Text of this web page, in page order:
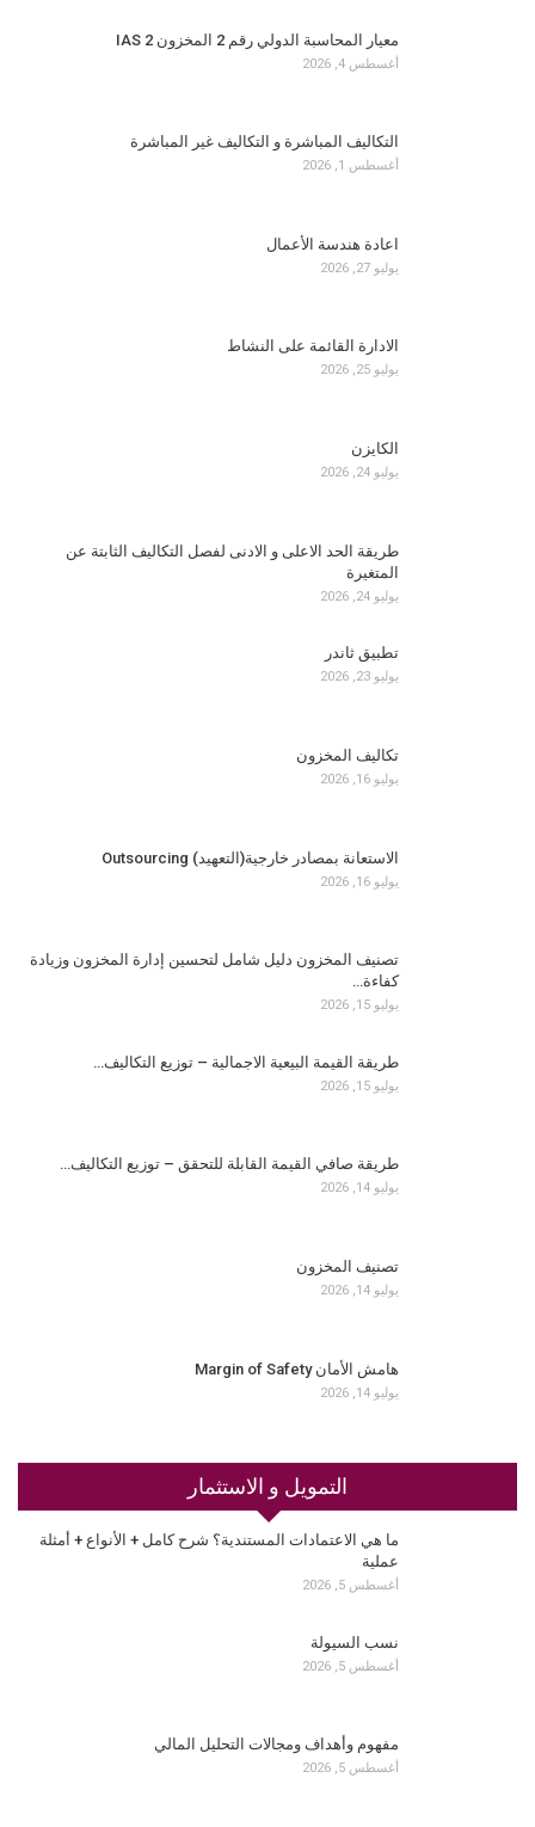
معيار المحاسبة الدولي رقم 2 المخزون IAS 2
أغسطس 4, 2026
التكاليف المباشرة و التكاليف غير المباشرة
أغسطس 1, 2026
اعادة هندسة الأعمال
يوليو 27, 2026
الادارة القائمة على النشاط
يوليو 25, 2026
الكايزن
يوليو 24, 2026
طريقة الحد الاعلى و الادنى لفصل التكاليف الثابتة عن
المتغيرة
يوليو 24, 2026
تطبيق ثاندر
يوليو 23, 2026
تكاليف المخزون
يوليو 16, 2026
الاستعانة بمصادر خارجية(التعهيد) Outsourcing
يوليو 16, 2026
تصنيف المخزون دليل شامل لتحسين إدارة المخزون وزيادة
كفاءة…
يوليو 15, 2026
طريقة القيمة البيعية الاجمالية – توزيع التكاليف…
يوليو 15, 2026
طريقة صافي القيمة القابلة للتحقق – توزيع التكاليف…
يوليو 14, 2026
تصنيف المخزون
يوليو 14, 2026
هامش الأمان Margin of Safety
يوليو 14, 2026
التمويل و الاستثمار
ما هي الاعتمادات المستندية؟ شرح كامل + الأنواع + أمثلة
عملية
أغسطس 5, 2026
نسب السيولة
أغسطس 5, 2026
مفهوم وأهداف ومجالات التحليل المالي
أغسطس 5, 2026